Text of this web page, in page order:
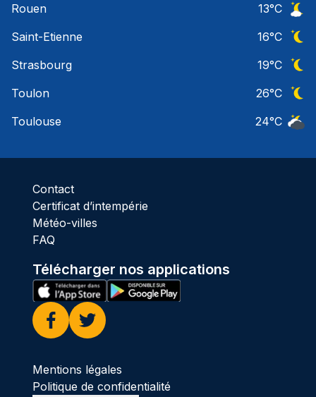
Rouen
13°C
Saint-Etienne
16°C
Strasbourg
19°C
Toulon
26°C
Toulouse
24°C
Contact
Certificat d’intempérie
Météo-villes
FAQ
Télécharger nos applications
Facebook
Twitter
Mentions légales
Politique de confidentialité